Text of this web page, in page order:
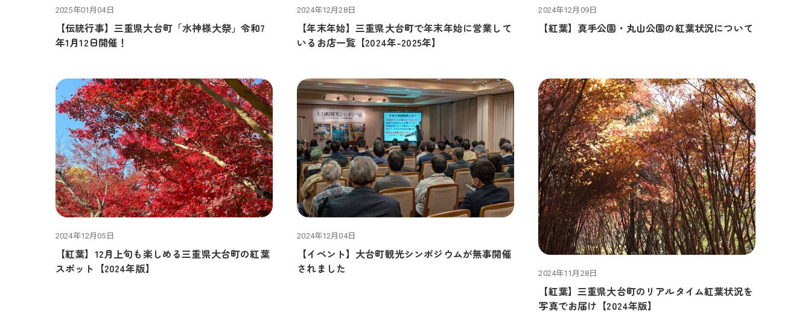
2025年01月04日
【伝統行事】三重県大台町「水神様大祭」令和7
年1月12日開催！
2024年12月28日
【年末年始】三重県大台町で年末年始に営業して
いるお店一覧【2024年-2025年】
2024年12月09日
【紅葉】真手公園・丸山公園の紅葉状況について
2024年12月05日
【紅葉】12月上旬も楽しめる三重県大台町の紅葉
スポット【2024年版】
2024年12月04日
【イベント】大台町観光シンポジウムが無事開催
されました
2024年11月28日
【紅葉】三重県大台町のリアルタイム紅葉状況を
写真でお届け【2024年版】